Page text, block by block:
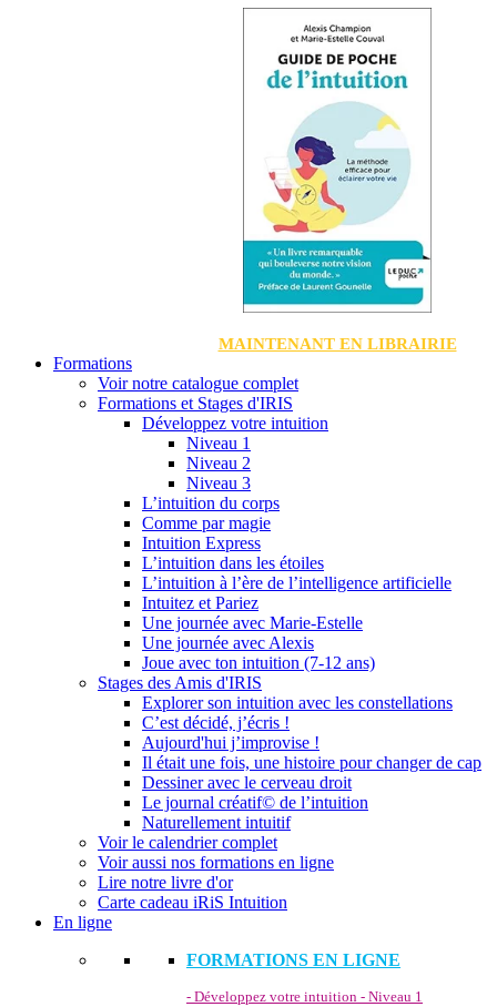
MAINTENANT EN LIBRAIRIE
Formations
Voir notre catalogue complet
Formations et Stages d'IRIS
Développez votre intuition
Niveau 1
Niveau 2
Niveau 3
L’intuition du corps
Comme par magie
Intuition Express
L’intuition dans les étoiles
L’intuition à l’ère de l’intelligence artificielle
Intuitez et Pariez
Une journée avec Marie-Estelle
Une journée avec Alexis
Joue avec ton intuition (7-12 ans)
Stages des Amis d'IRIS
Explorer son intuition avec les constellations
C’est décidé, j’écris !
Aujourd'hui j’improvise !
Il était une fois, une histoire pour changer de cap
Dessiner avec le cerveau droit
Le journal créatif© de l’intuition
Naturellement intuitif
Voir le calendrier complet
Voir aussi nos formations en ligne
Lire notre livre d'or
Carte cadeau iRiS Intuition
En ligne
FORMATIONS EN LIGNE
- Développez votre intuition - Niveau 1